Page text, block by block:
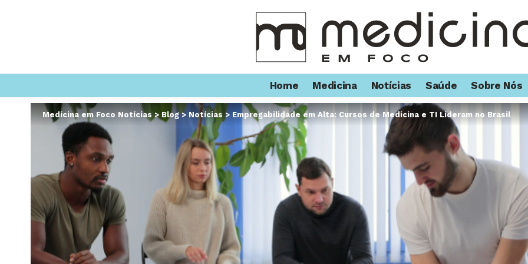
Home Medicina Notícias Saúde Sobre Nós
Medicina em Foco Notícias > Blog> Notícias >Empregabilidade em Alta: Cursos de Medicina e TI Lideram no Brasil